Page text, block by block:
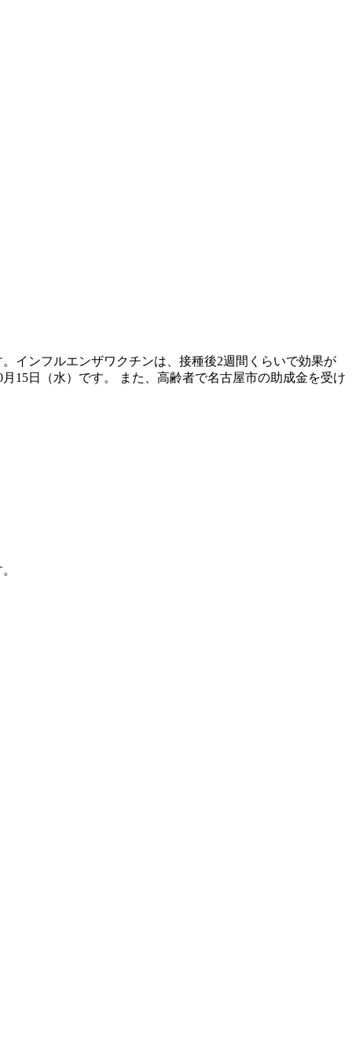
インフルエンザワクチンは、接種後2週間くらいで効果が
15日（水）です。 また、高齢者で名古屋市の助成金を受け